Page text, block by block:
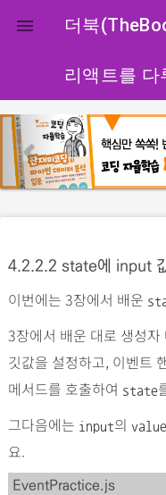
 더북
리액트를 다
p
r
e
u
s
4.2.2.2 state에 input
이번에는 3장에서 배운
3장에서 배운 대로 생성자
깃값을 설정하고, 이벤트
메서드를 호출하여 state
그다음에는 input의 value
요.
EventPractice.js